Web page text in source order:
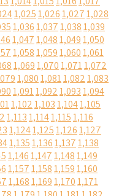
1,0251,0261,0271,028
1,0361,0371,0381,039
1,0471,0481,0491,050
1,0581,0591,0601,061
1,0691,0701,0711,072
1,0801,0811,0821,083
1,0911,0921,0931,094
1,1021,1031,1041,105
1,1131,1141,1151,116
1,1241,1251,1261,127
1,1351,1361,1371,138
1,1461,1471,1481,149
1,1571,1581,1591,160
1,1681,1691,1701,171